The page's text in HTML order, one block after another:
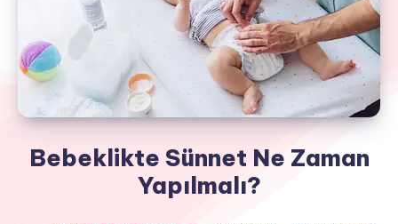
Bebeklikte Sünnet Ne Zaman
Yapılmalı?